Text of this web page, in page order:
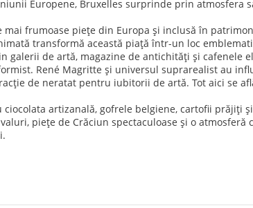
Europene, Bruxelles surprinde prin atmosfera
frumoase piețe din Europa și inclusă în
transformă această piață într-un loc
galerii de artă, magazine de antichități și cafenele
René Magritte și universul suprarealist au
de neratat pentru iubitorii de artă. Tot aici se
artizanală, gofrele belgiene, cartofii prăjiți
piețe de Crăciun spectaculoase și o atmosferă